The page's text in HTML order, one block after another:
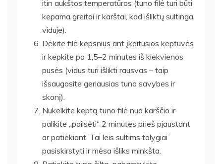
itin aukštos temperatūros (tuno filė turi būti
kepama greitai ir karštai, kad išliktų sultinga
viduje).
Dėkite filė kepsnius ant įkaitusios keptuvės
ir kepkite po 1,5–2 minutes iš kiekvienos
pusės (vidus turi išlikti rausvas – taip
išsaugosite geriausias tuno savybes ir
skonį).
Nukelkite keptą tuno filė nuo karščio ir
palikite „pailsėti“ 2 minutes prieš pjaustant
ar patiekiant. Tai leis sultims tolygiai
pasiskirstyti ir mėsa išliks minkšta.